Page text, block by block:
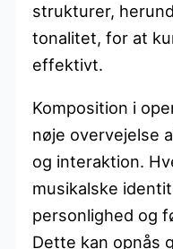
strukturer,
tonalitet, for at
effektivt.
Komposition i
nøje overvejelse
og interaktion.
musikalske
personlighed og
Dette kan opnås